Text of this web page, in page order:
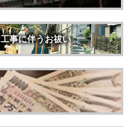
事に伴うお祓い